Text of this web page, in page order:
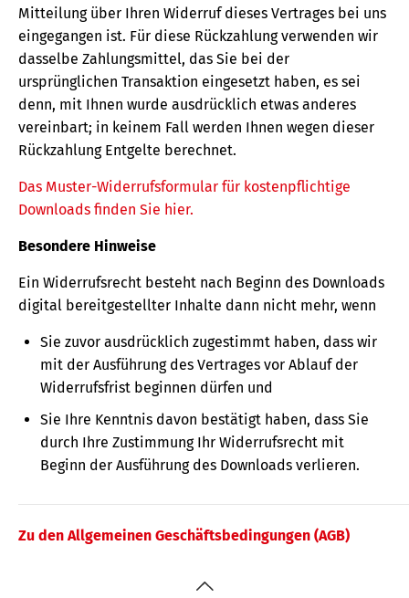
Mitteilung über Ihren Widerruf dieses Vertrages bei uns
eingegangen ist. Für diese Rückzahlung verwenden wir
dasselbe Zahlungsmittel, das Sie bei der
ursprünglichen Transaktion eingesetzt haben, es sei
denn, mit Ihnen wurde ausdrücklich etwas anderes
vereinbart; in keinem Fall werden Ihnen wegen dieser
Rückzahlung Entgelte berechnet.
Das Muster-Widerrufsformular für kostenpflichtige
Downloads finden Sie hier.
Besondere Hinweise
Ein Widerrufsrecht besteht nach Beginn des Downloads
digital bereitgestellter Inhalte dann nicht mehr, wenn
Sie zuvor ausdrücklich zugestimmt haben, dass wir
mit der Ausführung des Vertrages vor Ablauf der
Widerrufsfrist beginnen dürfen und
Sie Ihre Kenntnis davon bestätigt haben, dass Sie
durch Ihre Zustimmung Ihr Widerrufsrecht mit
Beginn der Ausführung des Downloads verlieren.
Zu den Allgemeinen Geschäftsbedingungen (AGB)